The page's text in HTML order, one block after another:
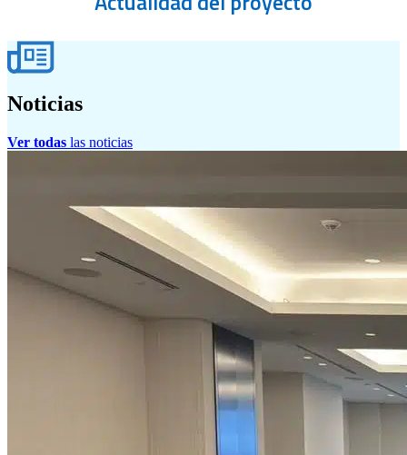
Noticias
Ver todas las noticias